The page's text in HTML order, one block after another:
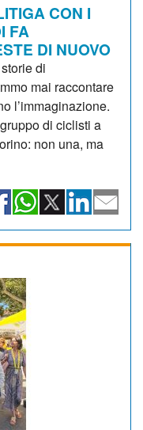
CON I
FA
DI NUOVO
di
mai raccontare
l’immaginazione.
di ciclisti a
non una, ma